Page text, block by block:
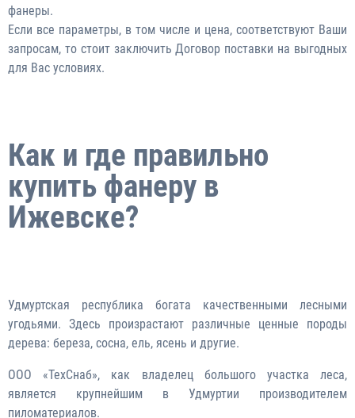
фанеры.
Если все параметры, в том числе и цена, соответствуют Ваши
запросам, то стоит заключить Договор поставки на выгодных
для Вас условиях.
Как и где правильно
купить фанеру в
Ижевске?
Удмуртская республика богата качественными лесными
угодьями. Здесь произрастают различные ценные породы
дерева: береза, сосна, ель, ясень и другие.
ООО «ТехСнаб», как владелец большого участка леса,
является крупнейшим в Удмуртии производителем
пиломатериалов.